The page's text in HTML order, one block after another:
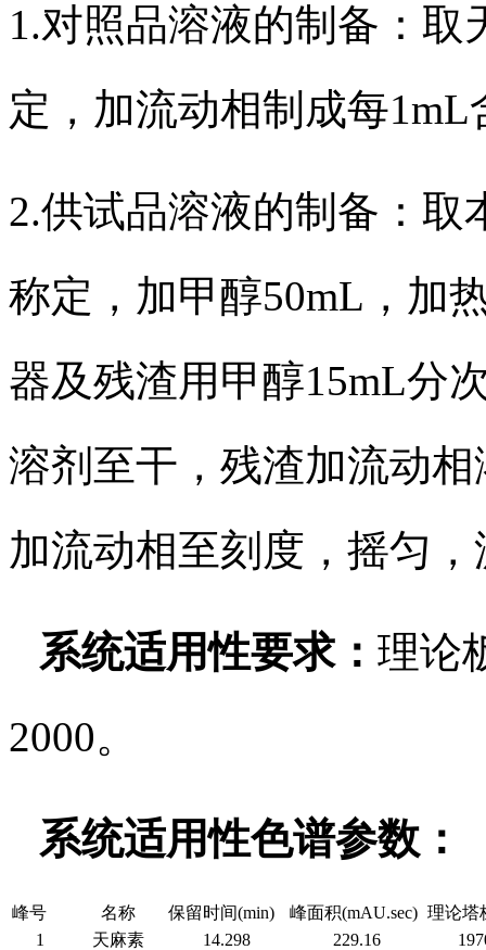
1.对照品溶液的制备：
定，加流动相制成每
2.供试品溶液的制备：取
称定，加甲醇50mL，加
器及残渣用甲醇15mL分
溶剂至干，残渣加流动
加流动相至刻度，摇匀
系统适用性要求：理论
2000。
系统适用性色谱参数：
峰号 名称 保留时间(min) 峰面积(mAU.sec) 理论塔
1
天麻素 14.298 229.16